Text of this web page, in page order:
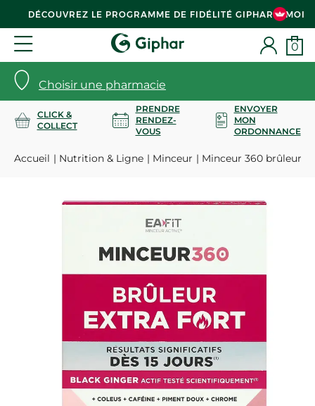
DÉCOUVREZ LE PROGRAMME DE FIDÉLITÉ GIPHAR & MOI
Choisir une pharmacie
0
CLICK &
COLLECT
PRENDRE
RENDEZ-
VOUS
ENVOYER
MON
ORDONNANCE
Accueil Nutrition & Ligne Minceur Minceur 360 brûleur